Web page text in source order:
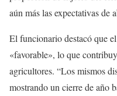
aún más las expectativas de
El funcionario destacó que
«favorable», lo que
agricultores. “Los mismos
mostrando un cierre de año